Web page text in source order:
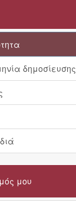
δημοσίευσης
μου